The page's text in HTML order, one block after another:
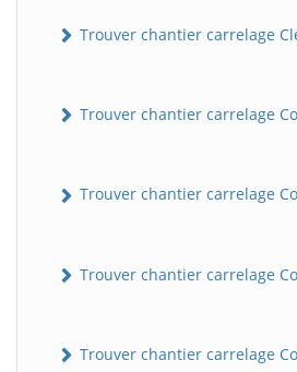
Trouver chantier carrelage
Trouver chantier carrelage
Trouver chantier carrelage
Trouver chantier carrelage
Trouver chantier carrelage
B Assistant en ligne